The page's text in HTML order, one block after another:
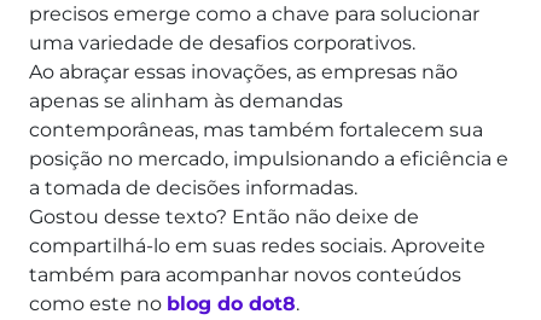
precisos emerge como a chave para solucionar
uma variedade de desafios corporativos.
Ao abraçar essas inovações, as empresas não
apenas se alinham às demandas
contemporâneas, mas também fortalecem sua
posição no mercado, impulsionando a eficiência e
a tomada de decisões informadas.
Gostou desse texto? Então não deixe de
compartilhá-lo em suas redes sociais. Aproveite
também para acompanhar novos conteúdos
como este no blog do dot8.